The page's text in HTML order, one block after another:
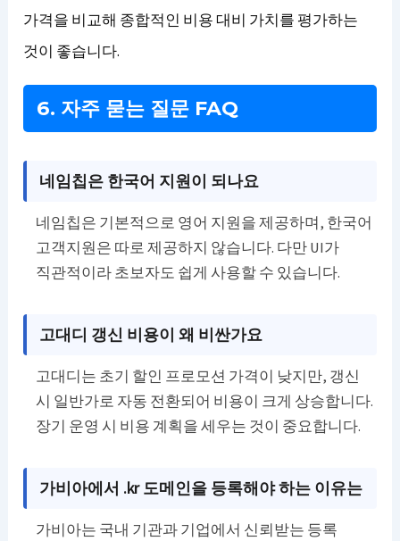
가격을 비교해 종합적인 비용 대비 가치를 평가하는
것이 좋습니다.
6. 자주 묻는 질문 FAQ
네임칩은 한국어 지원이 되나요
네임칩은 기본적으로 영어 지원을 제공하며, 한국어
고객지원은 따로 제공하지 않습니다. 다만 UI가
직관적이라 초보자도 쉽게 사용할 수 있습니다.
고대디 갱신 비용이 왜 비싼가요
고대디는 초기 할인 프로모션 가격이 낮지만, 갱신
시 일반가로 자동 전환되어 비용이 크게 상승합니다.
장기 운영 시 비용 계획을 세우는 것이 중요합니다.
가비아에서 .kr 도메인을 등록해야 하는 이유는
가비아는 국내 기관과 기업에서 신뢰받는 등록